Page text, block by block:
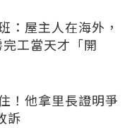
：屋主人在海外，
工當天才「開
！他拿里長證明爭
訴